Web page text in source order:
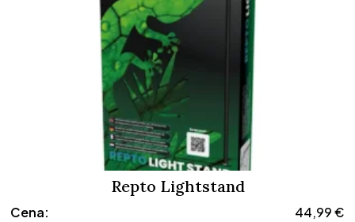
Repto Lightstand
Cena: 44,99€